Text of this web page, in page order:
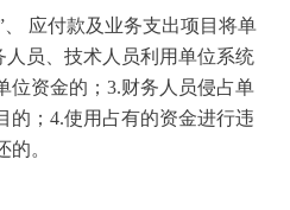
应付款及业务支出项目将单
人员、技术人员利用单位系统
位资金的；3.财务人员侵占单
的；4.使用占有的资金进行违
的。